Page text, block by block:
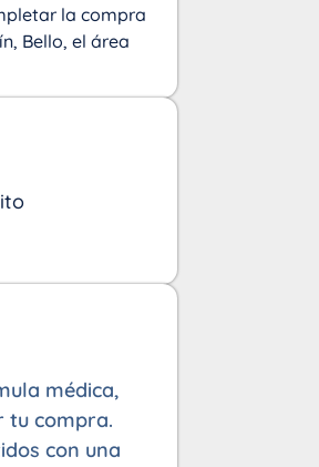
la compra
Bello, el área
médica,
tu compra.
con una